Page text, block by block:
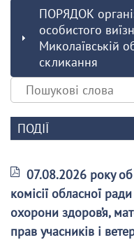
ПОРЯДОК
особистого
Миколаївській
скликання
ПОДІЇ
07.08.2026 року об
комісії обласної
охорони здоров’я,
прав учасників і